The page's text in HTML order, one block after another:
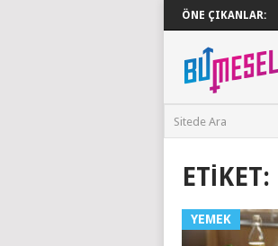
ÖNE ÇIKANLAR:
ETIKET:
YEMEK